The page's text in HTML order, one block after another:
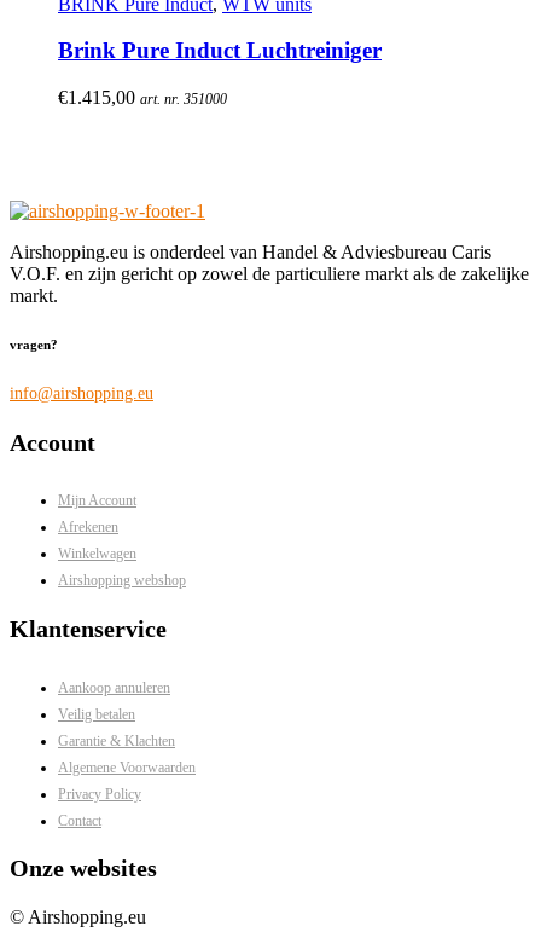
Brink Pure Induct Luchtreiniger
€1.415,00 art. nr. 351000
Airshopping.eu is onderdeel van Handel & Adviesbureau Caris
V.O.F. en zijn gericht op zowel de particuliere markt als de zakelijke
markt.
vragen?
info@airshopping.eu
Account
Mijn Account
Afrekenen
Winkelwagen
Airshopping webshop
Klantenservice
Aankoop annuleren
Veilig betalen
Garantie & Klachten
Algemene Voorwaarden
Privacy Policy
Contact
Onze websites
© Airshopping.eu